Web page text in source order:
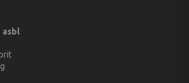
asbl